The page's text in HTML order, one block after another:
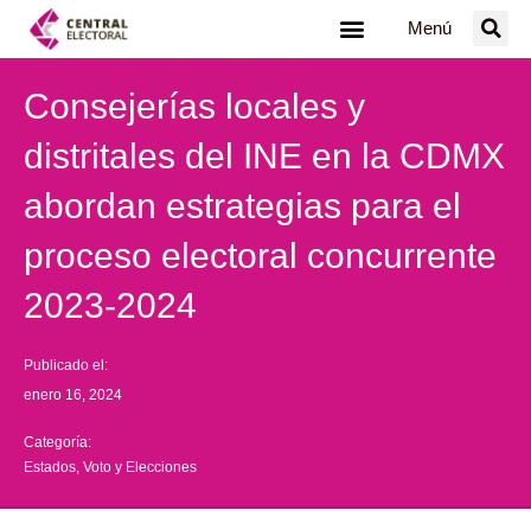
Menú
Consejerías locales y
distritales del INE en la CDMX
abordan estrategias para el
proceso electoral concurrente
2023-2024
Publicado el:
enero 16, 2024
Categoría:
Estados Voto y Elecciones